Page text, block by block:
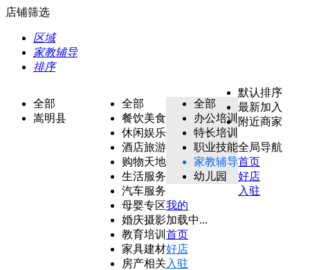
店铺筛选
区域
家教辅导
排序
全部
嵩明县
全部
餐饮美食
休闲娱乐
酒店旅游
购物天地
生活服务
汽车服务
母婴专区
婚庆摄影
教育培训
家具建材
房产相关
全部
办公培训
特长培训
职业技能
家教辅导
幼儿园
默认排序
最新加入
附近商家
全局导航
首页
好店
入驻
我的
加载中...
首页
好店
入驻